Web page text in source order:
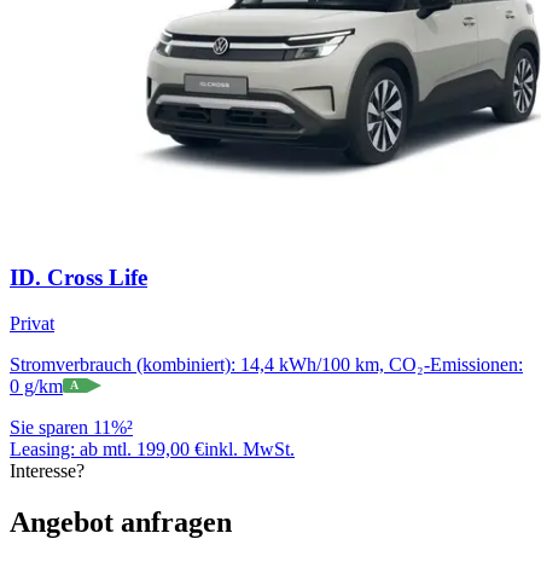
ID. Cross Life
Privat
Stromverbrauch (kombiniert): 14,4 kWh/100 km, CO₂-Emissionen:
0 g/km A
Sie sparen 11%²
Leasing: ab mtl. 199,00 €inkl. MwSt.
Interesse?
Angebot anfragen